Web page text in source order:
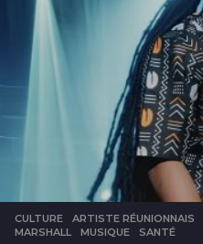
CULTURE ARTISTE RÉUNIONNAIS
MARSHALL
,MUSIQUE ,SANTÉ